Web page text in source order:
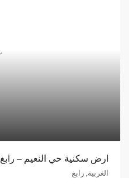
ارض سكنية حي النعيم – رابغ 700م
الغربية, رابغ